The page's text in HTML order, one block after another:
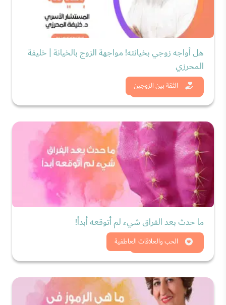
الثقة بين الزوجين
هل أواجه زوجي بخيانته! مواجهة الزوج بالخيانة | خليفة
المحرزي
شاهد الان
الحب والعلاقات العاطفية
ما حدث بعد الفراق شيء لم أتوقعه أبداً!
شاهد الان